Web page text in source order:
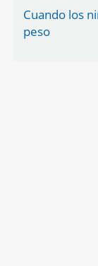
Cuando los
peso